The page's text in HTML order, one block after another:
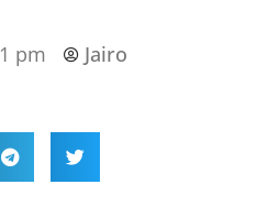
pm Jairo